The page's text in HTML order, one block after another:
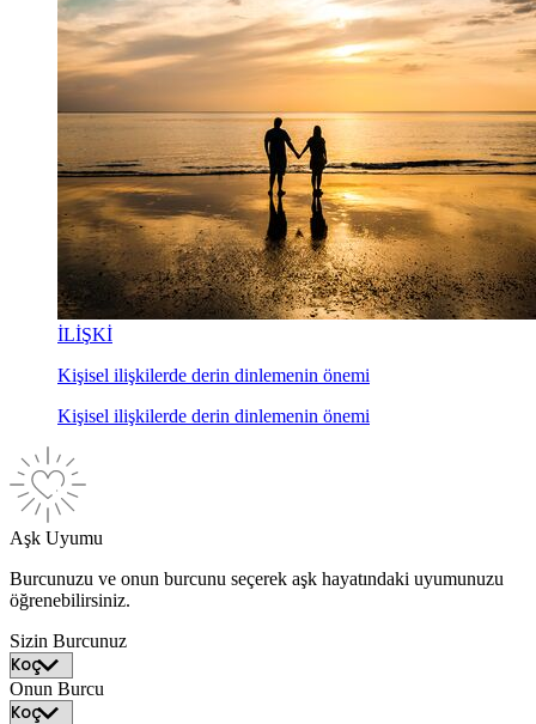
İLİŞKİ
Kişisel ilişkilerde derin dinlemenin önemi
Kişisel ilişkilerde derin dinlemenin önemi
Aşk Uyumu
Burcunuzu ve onun burcunu seçerek aşk hayatındaki uyumunuzu
öğrenebilirsiniz.
Sizin Burcunuz
Onun Burcu